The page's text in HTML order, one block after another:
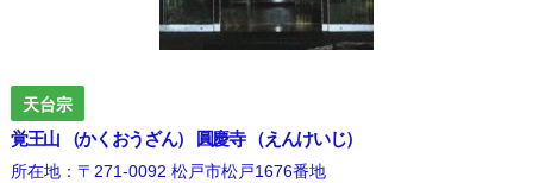
天台宗
覚王山 （かくおうざん） 圓慶寺 （えんけいじ）
所在地：〒271-0092 松戸市松戸1676番地